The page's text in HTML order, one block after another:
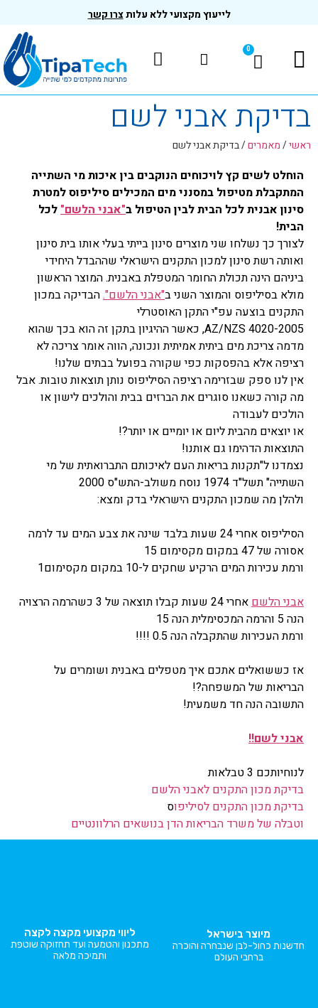
לייעוץ מקצועי ללא עלותצרו קשר
0
בדיקת אבני לשם
ראשי/מאמרים/בדיקת אבני לשם
הוחלט לשים קץ לויכוחים הנוקבים בין איכות מי השתייה
המתקבלת מטיפול במסנני מים המכילים סיליפוס למטרת
סינון אבנית לכל הבית לבין הטיפול ב"אבני הלשם" לכל
הבית!
לצורך כך נשלחו שני מוצרים סינון בייתי בעלי אותו בית סינון
ואותה רשת סינון למכון התקנים הישראלי שההבדל היחידי
ביניהם הינה תכולת החומר המטפלת באבנית. המוצר הראשון
מולא בסיליפוס והמוצר השני ב"אבני הלשם".הבדיקה במכון
התקנים בוצעה עפ"י התקן האוסטרלי
AZ/NZS 4020-2005, כאשר ההיגיון בתקן זה הוא בכך שהוא
מדמה צריכת מים ביתית אמיתית ונכונה, הווה אומר צריכה לא
רציפה אלא בהפסקות כפי שקורה בפועל בבתים שלנו!
אין לנו ספק שבזרימה רציפה הסיליפוס נותן תוצאות טובות. אבל
מה קורה כשאנו סוגרים את הברזים בבית והולכים לישון או
הולכים לעבודה
או יוצאים מהבית ליום או יומיים או יותר?!
התוצאות הדהימו גם אותנו!
נצמדנו ל"תקנות בריאות העם לאיכותם התברואתית של מי
השתייה" תשל"ד 1974 נוסח משולב-התש"ס 2000
ולהלן מה שמכון התקנים הישראלי בדק ומצא:
הסיליפוס אחרי 24 שעות בלבד שינה את צבע המים עד לרמה
אסורה של 47 במקום מקסימום 15
ורמת עכירות המים הרקיע שחקים ל-10 במקום מקסימום1
אבני הלשם
אחרי 24 שעות קבלו תוצאה של 3 כשהרמה הרצויה
הנה 5 והרמה המכסימלית הנה 15
ורמת העכירות שהתקבלה הנה 0.5 !!!!
אז כששואלים אתכם איך מטפלים באבנית ושומרים על
הבריאות של המשפחה?!
התשובה הנה חד משמעית!
אבני לשם!!
לנוחיותכם 3 טבלאות
בדיקת מכון התקנים לאבני הלשם
בדיקת מכון התקנים לסיליפוס
וטבלה של משרד הבריאות הדן בנושאים הרלוונטיים
מיוצר בישראל
חדשנות כחול-לבן שנבחרה והוכרה
ברחבי העולם
ליווי מקצועי מקצה לקצה
מתכנון והטמעה ועד תחזוקה שוטפת
ותמיכה מלאה